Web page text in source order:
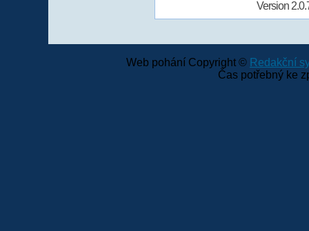
Version
Web pohání Copyright © Redakční
Čas potřebný ke